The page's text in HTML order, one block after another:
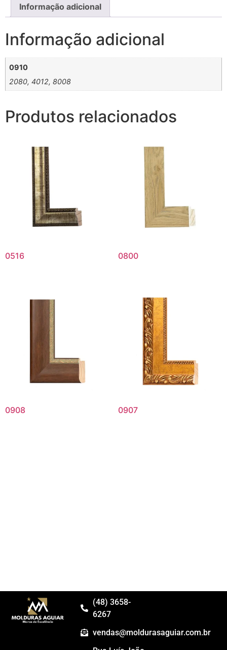
Informação adicional
Informação adicional
0910
2080, 4012, 8008
Produtos relacionados
0516 0800
0908 0907
(48) 3658-
6267
vendas@moldurasaguiar.com.br